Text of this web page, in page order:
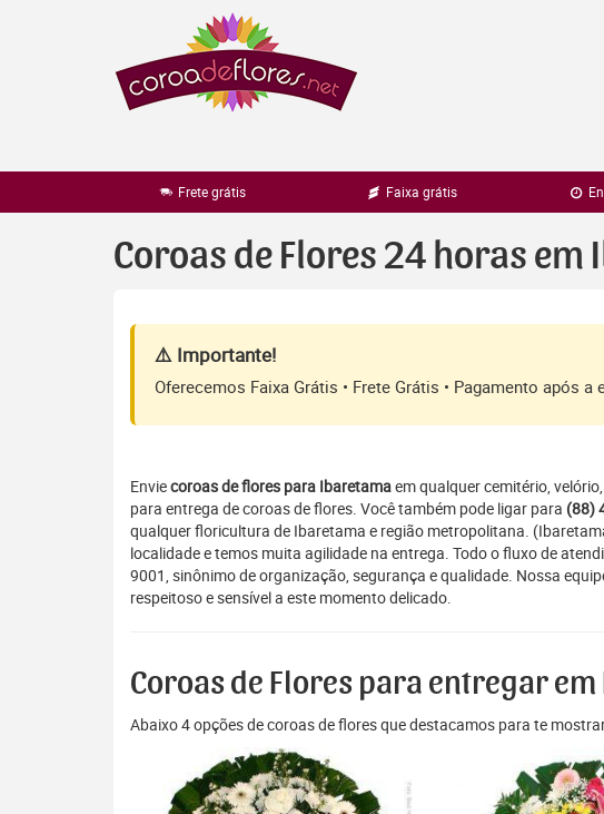
Frete grátis Faixa grátis
Coroas de Flores 24 horas em
⚠️ Importante!
Oferecemos Faixa Grátis • Frete Grátis • Pagamento após
Enviecoroas de flores para Ibaretamaem qualquer cemitério,
para entrega de coroas de flores. Você também pode ligar para (88)
qualquer floricultura de Ibaretama e região metropolitana.
localidade e temos muita agilidade na entrega. Todo o fluxo de
9001, sinônimo de organização, segurança e qualidade. Nossa
respeitoso e sensível a este momento delicado.
Coroas de Flores para entregar
Abaixo 4 opções de coroas de flores que destacamos para te